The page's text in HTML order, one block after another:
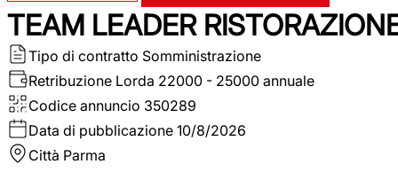
TEAM LEADER
Tipo di contratto Somministrazione
Retribuzione Lorda 22000 - 25000 annuale
Codice annuncio 350289
Data di pubblicazione 10/8/2026
Città Parma